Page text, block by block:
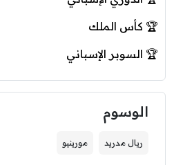
🏆 كأس الملك
🏆 السوبر الإسباني
الوسوم
ريال مدريد مورينيو